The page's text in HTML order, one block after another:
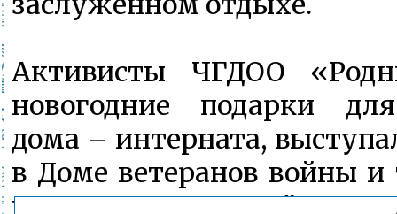
Активисты ЧГДОО
новогодние подарки
дома – интерната,
в Доме ветеранов войны
новогодними